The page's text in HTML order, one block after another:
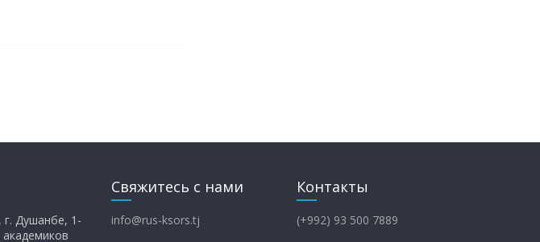
г. Душанбе, 1-
Свяжитесь с нами
info@rus-ksors.tj
Контакты
(+992) 93 500 7889